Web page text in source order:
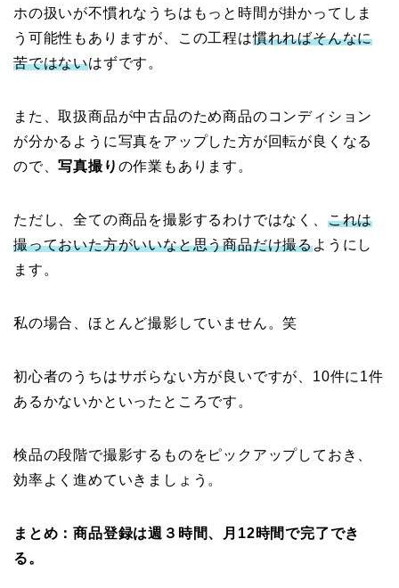
ホの扱いが不慣れなうちはもっと時間が掛かってしま
う可能性もありますが、この工程は慣れればそんなに
苦ではないはずです。
また、取扱商品が中古品のため商品のコンディション
が分かるように写真をアップした方が回転が良くなる
ので、写真撮り の作業もあります。
ただし、全ての商品を撮影するわけではなく、 これは
撮っておいた方がいいなと思う商品だけ撮るようにし
ます。
私の場合、ほとんど撮影していません。笑
初心者のうちはサボらない方が良いですが、10件に1件
あるかないかといったところです。
検品の段階で撮影するものをピックアップしておき、
効率よく進めていきましょう。
まとめ：商品登録は週３時間、月12時間で完了でき
る。